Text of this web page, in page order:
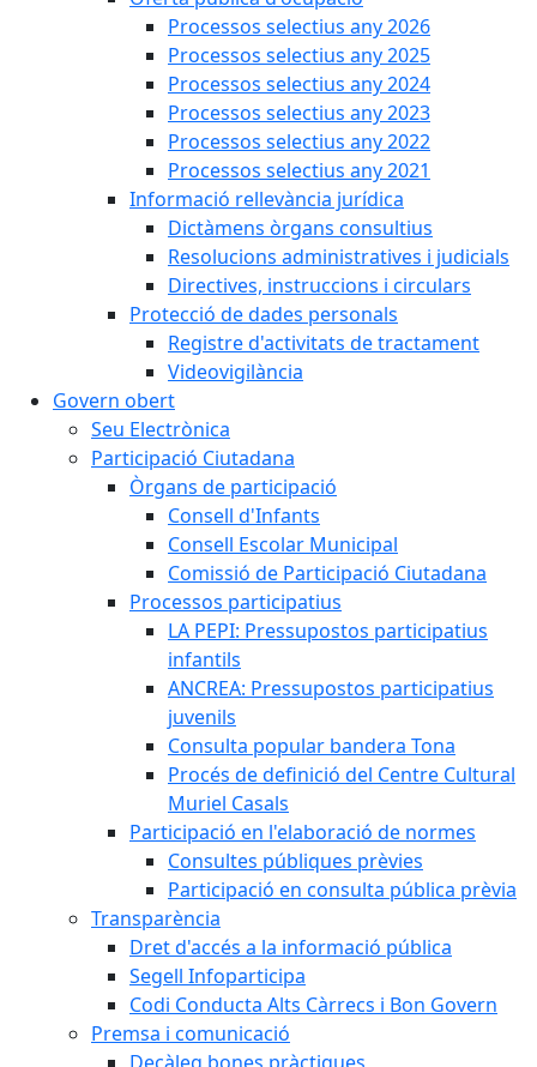
Processos selectius any 2026
Processos selectius any 2025
Processos selectius any 2024
Processos selectius any 2023
Processos selectius any 2022
Processos selectius any 2021
Informació rellevància jurídica
Dictàmens òrgans consultius
Resolucions administratives i judicials
Directives, instruccions i circulars
Protecció de dades personals
Registre d'activitats de tractament
Videovigilància
Govern obert
Seu Electrònica
Participació Ciutadana
Òrgans de participació
Consell d'Infants
Consell Escolar Municipal
Comissió de Participació Ciutadana
Processos participatius
LA PEPI: Pressupostos participatius
infantils
ANCREA: Pressupostos participatius
juvenils
Consulta popular bandera Tona
Procés de definició del Centre Cultural
Muriel Casals
Participació en l'elaboració de normes
Consultes públiques prèvies
Participació en consulta pública prèvia
Transparència
Dret d'accés a la informació pública
Segell Infoparticipa
Codi Conducta Alts Càrrecs i Bon Govern
Premsa i comunicació